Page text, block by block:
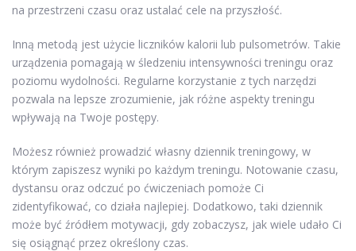
na przestrzeni czasu oraz ustalać cele na przyszłość.
Inną metodą jest użycie liczników kalorii lub pulsometrów. Takie
urządzenia pomagają w śledzeniu intensywności treningu oraz
poziomu wydolności. Regularne korzystanie z tych narzędzi
pozwala na lepsze zrozumienie, jak różne aspekty treningu
wpływają na Twoje postępy.
Możesz również prowadzić własny dziennik treningowy, w
którym zapiszesz wyniki po każdym treningu. Notowanie czasu,
dystansu oraz odczuć po ćwiczeniach pomoże Ci
zidentyfikować, co działa najlepiej. Dodatkowo, taki dziennik
może być źródłem motywacji, gdy zobaczysz, jak wiele udało Ci
się osiągnąć przez określony czas.